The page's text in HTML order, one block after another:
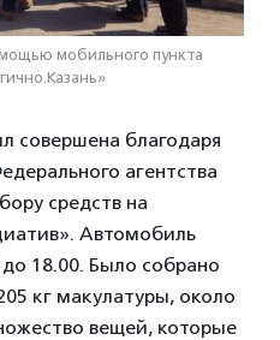
мобильного пункта
совершена благодаря
агентства
средств на
Автомобиль
18.00. Было собрано
кг макулатуры, около
вещей, которые